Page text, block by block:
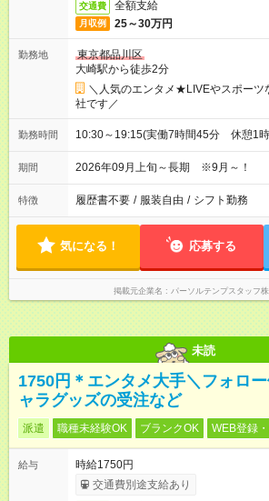
交通費 全額支給
月収例 25～30万円
勤務地
東京都品川区
大崎駅から徒歩2分
＼人気のエンタメ★LIVEやスポーツ
社です／
勤務時間 10:30～19:15(実働7時間45分 休憩1
期間 2026年09月上旬～長期 ※9月～！
特徴 履歴書不要 / 服装自由 / シフト勤務
気になる！ 応募する
掲載元企業名 パーソルテンプスタッフ
未読
1750円＊エンタメ大手＼フォロ
ャラグッズの受注など
派遣 職種未経験OK ブランクOK WEB登録
給与
時給1750円
交通費別途支給あり